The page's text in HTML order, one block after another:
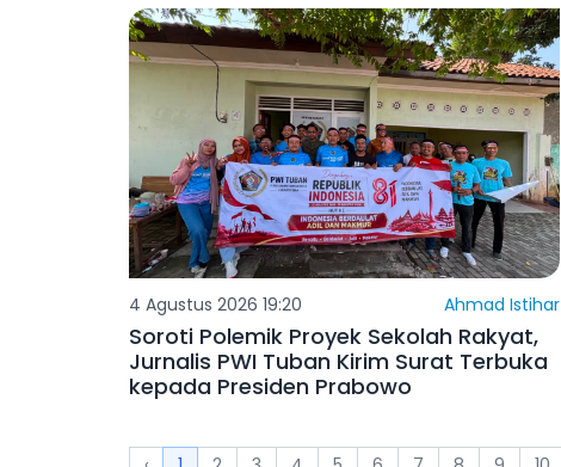
4 Agustus 2026 19:20 Ahmad Istihar
Soroti Polemik Proyek Sekolah Rakyat,
Jurnalis PWI Tuban Kirim Surat Terbuka
kepada Presiden Prabowo